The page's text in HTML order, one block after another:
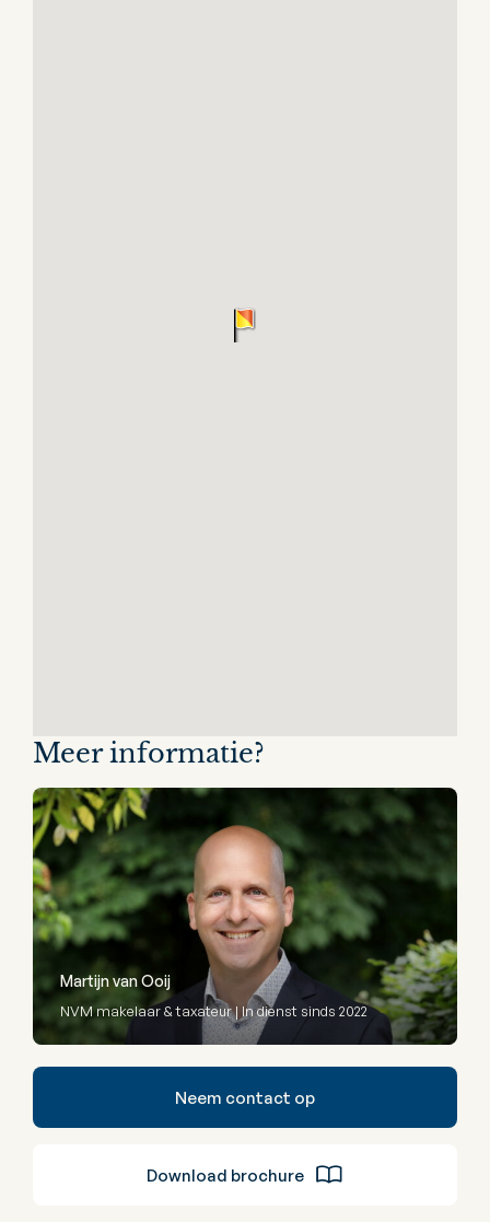
Meer informatie?
Martijn van Ooij
NVM makelaar & taxateur | In dienst sinds 2022
Neem contact op
Download brochure